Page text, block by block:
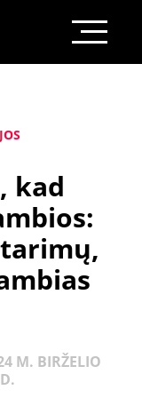
kad
M. BIRŽELIO